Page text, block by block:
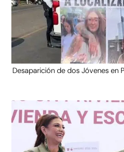
Desaparición de dos Jóvenes en